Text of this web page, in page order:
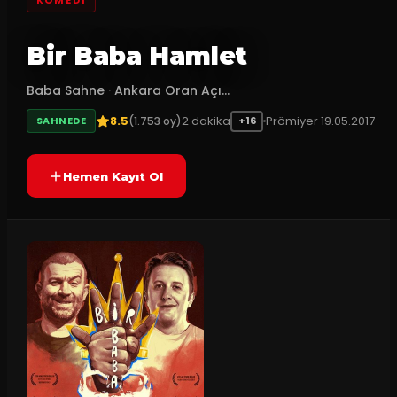
Bir Baba Hamlet
Baba Sahne · Ankara Oran Açı...
SAHNEDE 8.5(1.753 oy)2 dakika +16 Prömiyer19.05.2017
Hemen Kayıt Ol